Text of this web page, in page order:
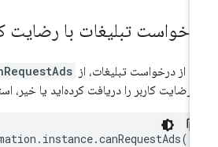
تبلیغات با رضایت
از درخواست تبلیغات، از canRequestAds()
رضایت کاربر را دریافت کرده‌اید یا خیر،
.instance.canRequestAds